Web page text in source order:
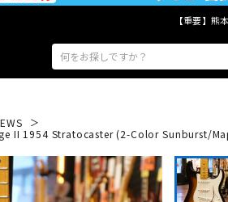
【重要】熊
アコギ/エレ ベ
II 1954 Stratocaster (2-Color Sunburst/